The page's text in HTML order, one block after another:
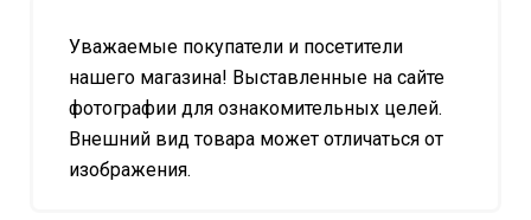
Уважаемые покупатели и посетители
нашего магазина! Выставленные на сайте
фотографии для ознакомительных целей.
Внешний вид товара может отличаться от
изображения.